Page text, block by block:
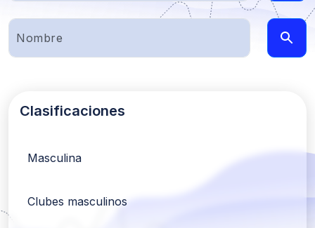
Clasificaciones
Masculina
Clubes masculinos